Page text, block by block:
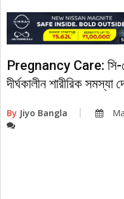
Pregnancy Care: সি-
দীর্ঘকালীন শারীরিক সমস্যা
By Jiyo Bangla